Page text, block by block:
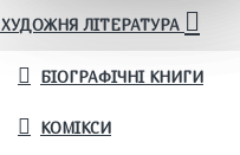
ХУДОЖНЯ ЛІТЕРАТУРА
БІОГРАФІЧНІ КНИГИ
КОМІКСИ